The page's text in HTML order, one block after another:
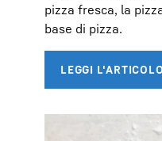
pizza fresca, la
base di pizza.